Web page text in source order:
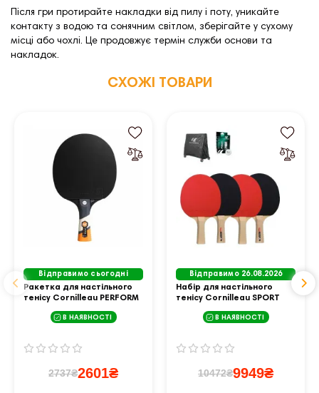
Після гри протирайте накладки від пилу і поту, уникайте
контакту з водою та сонячним світлом, зберігайте у сухому
місці або чохлі. Це продовжує термін служби основи та
накладок.
СХОЖІ ТОВАРИ
Відправимо сьогодні
Ракетка для настільного
тенісу Cornilleau PERFORM
В НАЯВНОСТІ
2737₴2601₴
Відправимо 26.08.2026
Набір для настільного
тенісу Cornilleau SPORT
червонийВ НАЯВНОСТІ
10472₴9949₴